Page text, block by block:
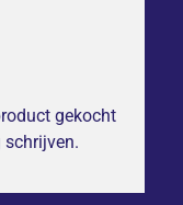
gekocht
schrijven.